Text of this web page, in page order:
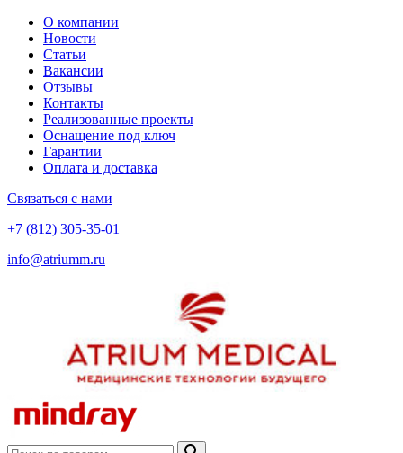
О компании
Новости
Статьи
Вакансии
Отзывы
Контакты
Реализованные проекты
Оснащение под ключ
Гарантии
Оплата и доставка
Связаться с нами
+7 (812) 305-35-01
info@atriumm.ru